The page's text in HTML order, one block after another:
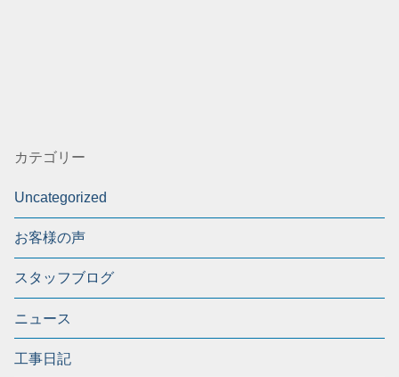
カテゴリー
Uncategorized
お客様の声
スタッフブログ
ニュース
工事日記